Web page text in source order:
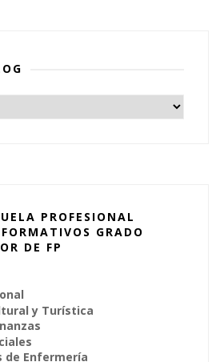
PROFESIONAL
GRADO
DE FP
y Turística
de Enfermería